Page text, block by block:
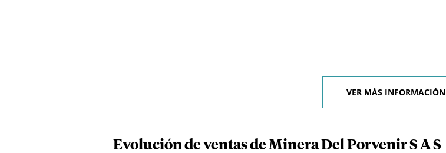
VER MÁS INFORMACIÓN
Evolución de ventas de Minera Del Porvenir S A S